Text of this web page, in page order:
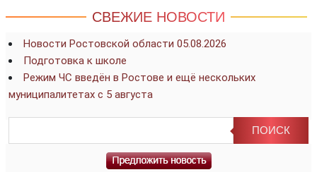
СВЕЖИЕ НОВОСТИ
Новости Ростовской области 05.08.2026
Подготовка к школе
Режим ЧС введён в Ростове и ещё нескольких
муниципалитетах с 5 августа